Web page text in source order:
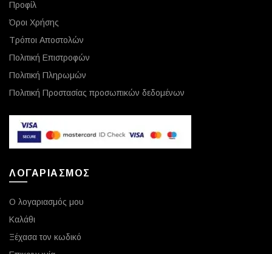
Προφίλ
Όροι Χρήσης
Τρόποι Αποστολών
Πολιτική Επιστροφών
Πολιτική Πληρωμών
Πολιτική Προστασίας προσωπικών δεδομένων
ΛΟΓΑΡΙΑΣΜΟΣ
Ο λογαριασμός μου
Καλάθι
Ξέχασα τον κωδικό